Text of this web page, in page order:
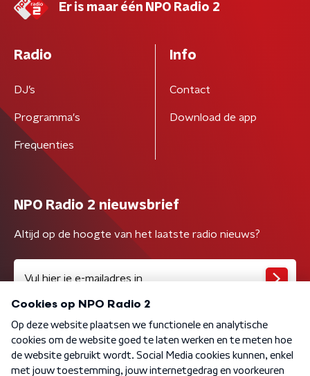
Er is maar één NPO Radio 2
Radio
DJ’s
Programma's
Frequenties
Info
Contact
Download de app
NPO Radio 2 nieuwsbrief
Altijd op de hoogte van het laatste radio nieuws?
Algemene voorwaarden